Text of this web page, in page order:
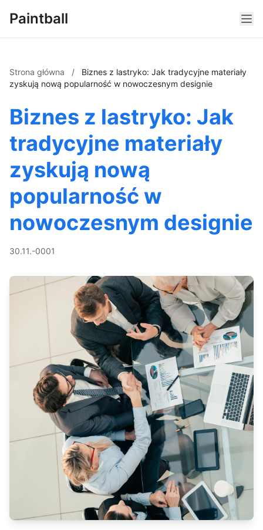
Paintball
Strona główna /
Biznes z lastryko: Jak tradycyjne materiały
zyskują nową popularność w nowoczesnym designie
Biznes z lastryko: Jak
tradycyjne materiały
zyskują nową
popularność w
nowoczesnym designie
30.11.-0001